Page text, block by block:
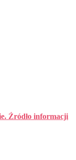
Źródło informacji